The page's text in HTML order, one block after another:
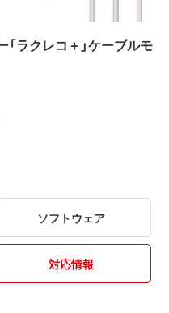
ラクレコ＋」ケーブルモ
ソフトウェア
対応情報